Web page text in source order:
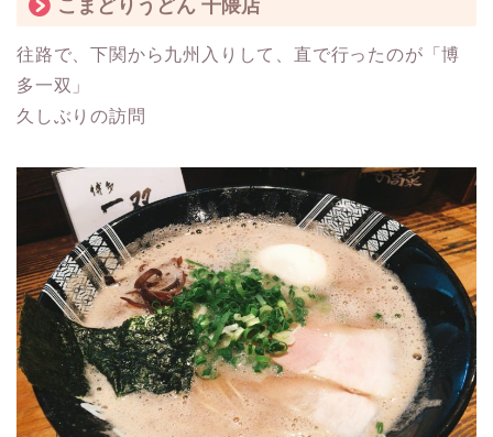
こまどりうどん 干隈店
往路で、下関から九州入りして、直で行ったのが「博
多一双」
久しぶりの訪問